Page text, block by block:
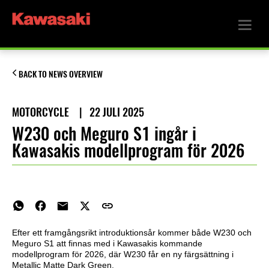
BACK TO NEWS OVERVIEW
MOTORCYCLE | 22 JULI 2025
W230 och Meguro S1 ingår i
Kawasakis modellprogram för 2026
Efter ett framgångsrikt introduktionsår kommer både W230 och
Meguro S1 att finnas med i Kawasakis kommande
modellprogram för 2026, där W230 får en ny färgsättning i
Metallic Matte Dark Green.